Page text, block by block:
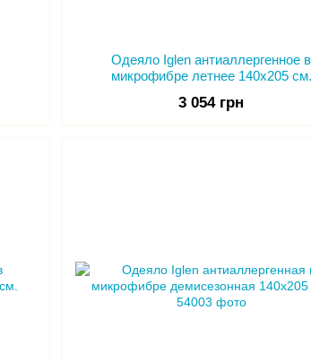
Одеяло Iglen антиаллергенное в
микрофибре летнее 140х205 см.
3 054 грн